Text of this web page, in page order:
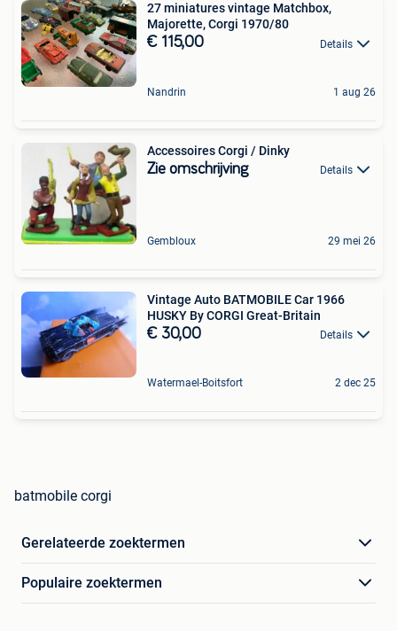
27 miniatures vintage Matchbox,
Majorette, Corgi 1970/80
€ 115,00 Details
Nandrin 1 aug 26
Accessoires Corgi / Dinky
Zie omschrijving Details
Gembloux 29 mei 26
Vintage Auto BATMOBILE Car 1966
HUSKY By CORGI Great-Britain
€ 30,00 Details
Watermael-Boitsfort 2 dec 25
batmobile corgi
Gerelateerde zoektermen
Populaire zoektermen